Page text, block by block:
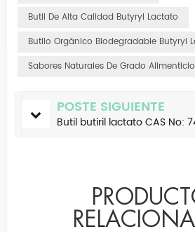
Butil De Alta Calidad Butyryl Lactato
Butilo Orgánico Biodegradable Butyryl
Sabores Naturales De Grado Alimenticio
POSTE SIGUIENTE
Butil butiril lactato CAS No: